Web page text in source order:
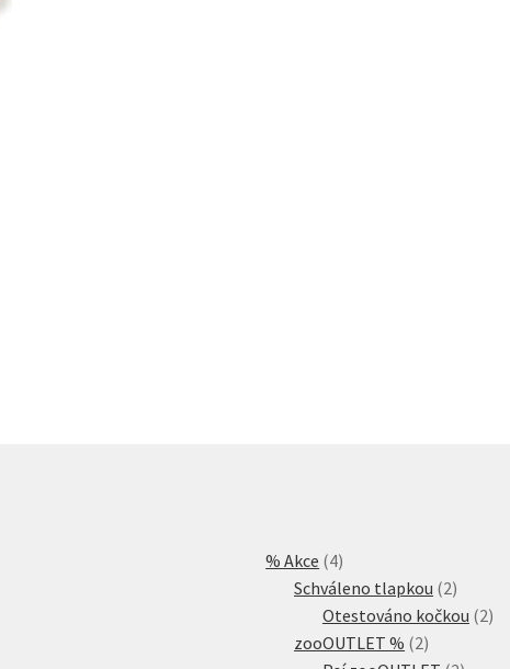
% Akce 44
produkty
Schváleno tlapkou 22
produkty
Otestováno kočkou 22
zooOUTLET % 22